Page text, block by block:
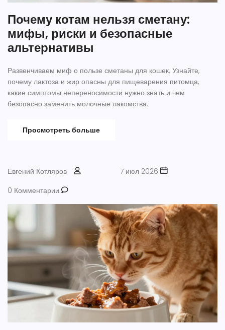
Почему котам нельзя сметану:
мифы, риски и безопасные
альтернативы
Развенчиваем миф о пользе сметаны для кошек. Узнайте,
почему лактоза и жир опасны для пищеварения питомца,
какие симптомы непереносимости нужно знать и чем
безопасно заменить молочные лакомства.
Просмотреть больше
Евгений Котляров
7 июл 2026
0 Комментарии